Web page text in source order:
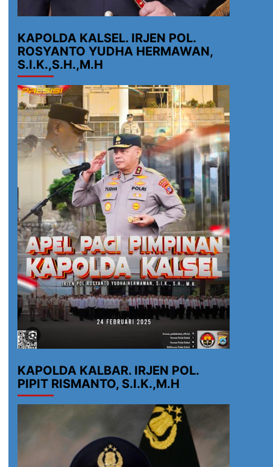
KAPOLDA KALSEL. IRJEN POL.
ROSYANTO YUDHA HERMAWAN,
S.I.K.,S.H.,M.H
KAPOLDA KALBAR. IRJEN POL.
PIPIT RISMANTO, S.I.K.,M.H